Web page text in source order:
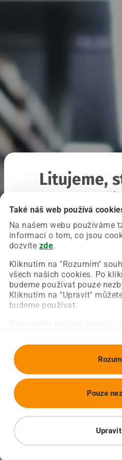
Také náš web používá
Na našem webu používáme
informací o tom, co jsou
dozvíte zde.
Kliknutím na "Rozumím"
všech našich cookies. Po
budeme používat pouze
Kliknutím na "Upravit"
budeme používat.
Upravit
Pouze
Litujeme,
Chyba nastala na naší
Zkuste prosím znovu
Obnovit stránku